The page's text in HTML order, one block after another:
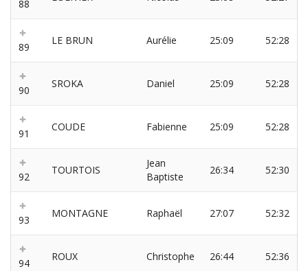
88
89
LE BRUN Aurélie 25:09 52:28
90
SROKA Daniel 25:09 52:28
91
COUDE Fabienne 25:09 52:28
92
TOURTOIS
Jean
Baptiste
26:34 52:30
93
MONTAGNE Raphaël 27:07 52:32
94
ROUX Christophe 26:44 52:36